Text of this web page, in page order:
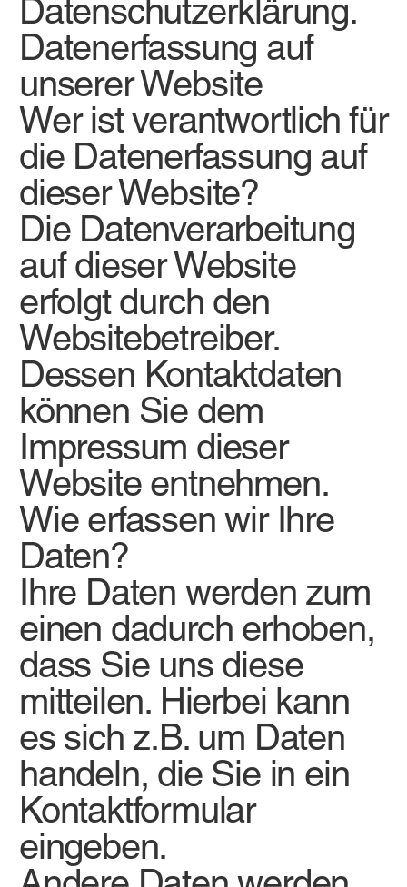
Datenschutzerklärung.
Datenerfassung auf
unserer Website
Wer ist verantwortlich für
die Datenerfassung auf
dieser Website?
Die Datenverarbeitung
auf dieser Website
erfolgt durch den
Websitebetreiber.
Dessen Kontaktdaten
können Sie dem
Impressum dieser
Website entnehmen.
Wie erfassen wir Ihre
Daten?
Ihre Daten werden zum
einen dadurch erhoben,
dass Sie uns diese
mitteilen. Hierbei kann
es sich z.B. um Daten
handeln, die Sie in ein
Kontaktformular
eingeben.